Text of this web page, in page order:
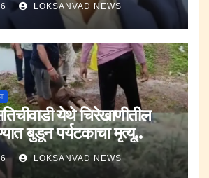
LOKSANVAD NEWS
येथे चिरेखाणीतील
बुडून पर्यटकाचा मृत्यू..
LOKSANVAD NEWS